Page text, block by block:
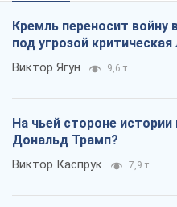
Кремль переносит войну
под угрозой критическая
Виктор Ягун 9,6 т.
На чьей стороне
Дональд Трамп?
Виктор Каспрук 7,9 т.